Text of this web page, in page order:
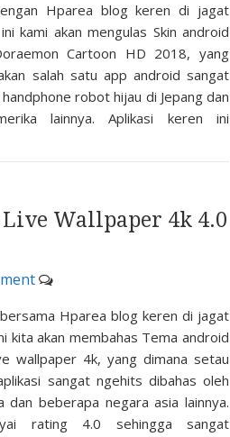
Hparea blog keren di jagat
kami akan mengulas Skin android
Cartoon HD 2018, yang
salah satu app android sangat
robot hijau di Jepang dan
lainnya. Aplikasi keren ini
Wallpaper 4k 4.0
Hparea blog keren di jagat
kita akan membahas Tema android
wallpaper 4k, yang dimana setau
sangat ngehits dibahas oleh
beberapa negara asia lainnya.
rating 4.0 sehingga sangat